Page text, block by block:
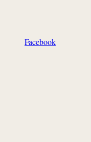
Facebook